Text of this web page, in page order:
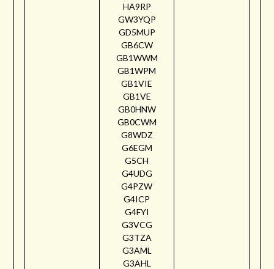
HA9RP
GW3YQP
GD5MUP
GB6CW
GB1WWM
GB1WPM
GB1VIE
GB1VE
GB0HNW
GB0CWM
G8WDZ
G6EGM
G5CH
G4UDG
G4PZW
G4ICP
G4FYI
G3VCG
G3TZA
G3AML
G3AHL